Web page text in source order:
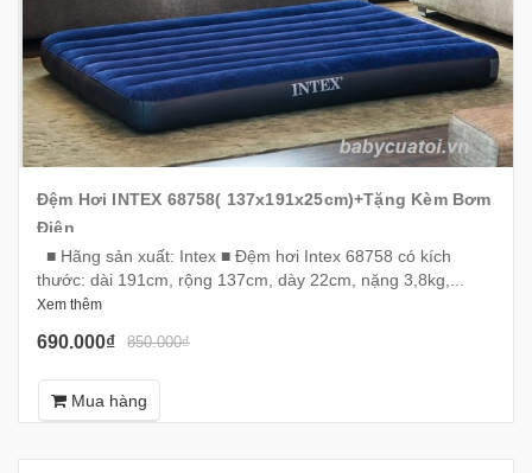
Đệm Hơi INTEX 68758( 137x191x25cm)+tặng Kèm Bơm
Điện
■ Hãng sản xuất: Intex ■ Đệm hơi Intex 68758 có kích
thước: dài 191cm, rộng 137cm, dày 22cm, nặng 3,8kg,...
Xem thêm
690.000₫ 850.000₫
Mua hàng